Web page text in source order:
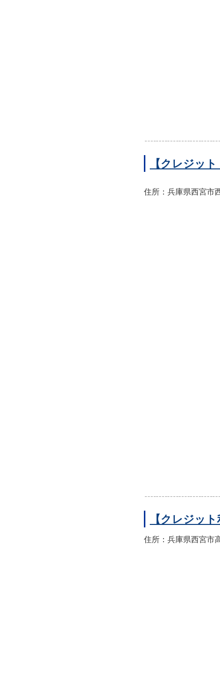
【クレジッ
住所：兵庫県西宮市
【クレジッ
住所：兵庫県西宮市